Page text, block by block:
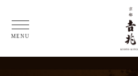
MENU
総料理長 徳岡邦夫 コラム